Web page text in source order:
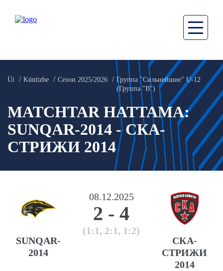
Üi Kúntizbe Сезон 2025/2026
Группа "Сильнейшие" U-12
(Группа "В")
MATCHTAR HATTAMA:
SUNQAR-2014 - СКА-
СТРИЖИ 2014
SUNQAR-
2014
08.12.2025
2 -4
(1:1, 2:1, 1:2)
СКА-
СТРИЖИ
2014